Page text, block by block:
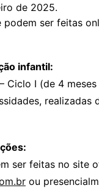
de 2025.
ser feitas
infantil:
Ciclo I (de 4
ser feitas no site
ou